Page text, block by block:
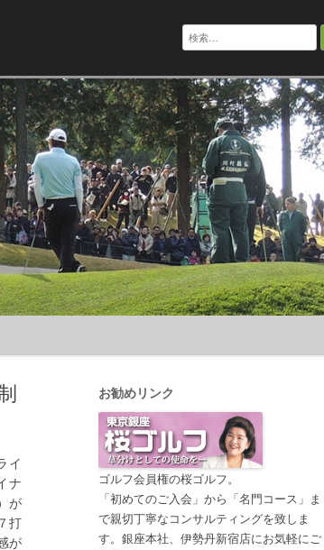
検
索:
イ
ナ
が
打
が
お勧めリンク
ゴルフ会員権の桜ゴルフ。
「初めてのご入会」から「名門コース」ま
で親切丁寧なコンサルティングを致しま
す。銀座本社、伊勢丹新宿店にお気軽にご